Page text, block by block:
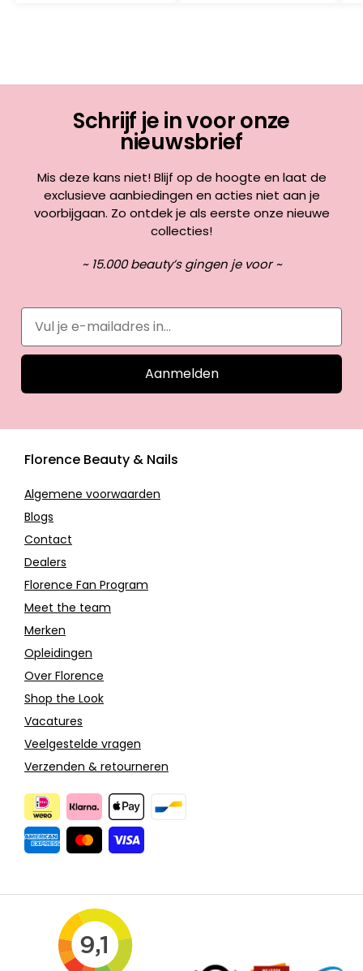
Schrijf je in voor onze
nieuwsbrief
Mis deze kans niet! Blijf op de hoogte en laat de
exclusieve aanbiedingen en acties niet aan je
voorbijgaan. Zo ontdek je als eerste onze nieuwe
collecties!
~ 15.000 beauty’s gingen je voor ~
Aanmelden
Florence Beauty & Nails
Algemene voorwaarden
Blogs
Contact
Dealers
Florence Fan Program
Meet the team
Merken
Opleidingen
Over Florence
Shop the Look
Vacatures
Veelgestelde vragen
Verzenden & retourneren